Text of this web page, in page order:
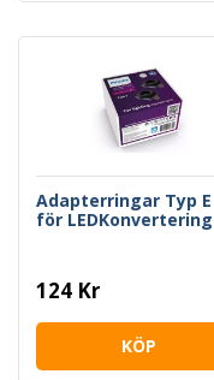
Adapterringar Typ E
för LEDKonvertering
124 Kr
KÖP